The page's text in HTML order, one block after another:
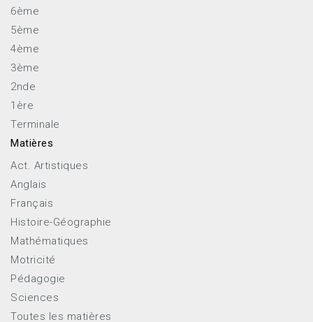
6ème
5ème
4ème
3ème
2nde
1ère
Terminale
Matières
Act. Artistiques
Anglais
Français
Histoire-Géographie
Mathématiques
Motricité
Pédagogie
Sciences
Toutes les matières